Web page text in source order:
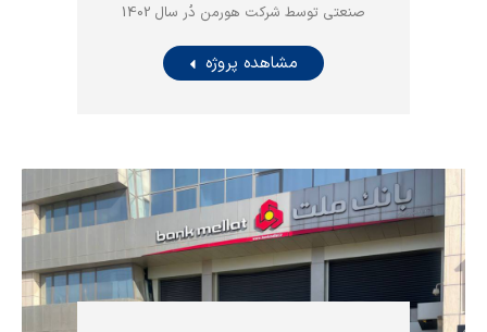
صنعتی توسط شرکت هورمن دُر سال 1402
مشاهده پروژه